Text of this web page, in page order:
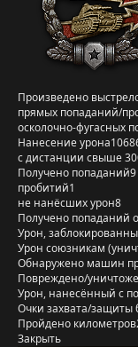
Произведено
прямых попаданий/
осколочно-фугасных
Нанесение урона
с дистанции свыше
Получено попаданий9
пробитий1
не нанёсших урон8
Получено попаданий
Урон,
Урон союзникам
Обнаружено машин
Повреждено/
Урон, нанесённый с
Очки захвата/защиты
Пройдено километров
Закрыть